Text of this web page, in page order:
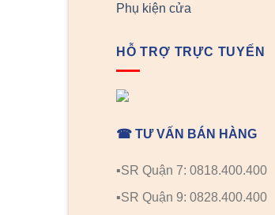
Phụ kiện cửa
HỖ TRỢ TRỰC TUYẾN
☎ TƯ VẤN BÁN HÀNG
▪️SR Quận 7: 0818.400.400
▪️SR Quận 9: 0828.400.400